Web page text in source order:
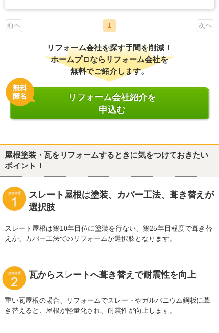
前へ 1 次へ
リフォーム会社を探す手間を削減！
ホームプロならリフォーム会社を
無料でご紹介します。
リフォーム会社紹介を
申込む
屋根塗装・瓦をリフォームするときに気をつけておきたい
ポイント！
スレート屋根は塗装、カバー工法、葺き替えが
選択肢
スレート屋根は築10年目位に塗装を行ない、築25年目程度で葺き替
えか、カバー工法でのリフォームが選択肢となります。
瓦からスレートへ葺き替えで耐震性を向上
重い瓦屋根の場合、リフォームでスレートやガルバニウム鋼板に葺
き替えると、屋根が軽量化され、耐震性が向上します。